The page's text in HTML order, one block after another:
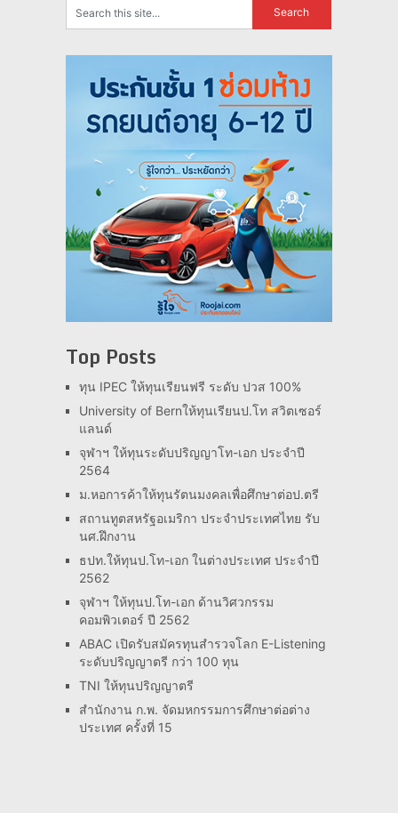
Top Posts
ทุน IPEC ให้ทุนเรียนฟรี ระดับ ปวส 100%
University of Bernให้ทุนเรียนป.โท สวิตเซอร์
แลนด์
จุฬาฯ ให้ทุนระดับปริญญาโท-เอก ประจำปี
2564
ม.หอการค้าให้ทุนรัตนมงคลเพื่อศึกษาต่อป.ตรี
สถานทูตสหรัฐอเมริกา ประจำประเทศไทย รับ
นศ.ฝึกงาน
ธปท.ให้ทุนป.โท-เอก ในต่างประเทศ ประจำปี
2562
จุฬาฯ ให้ทุนป.โท-เอก ด้านวิศวกรรม
คอมพิวเตอร์ ปี 2562
ABAC เปิดรับสมัครทุนสำรวจโลก E-Listening
ระดับปริญญาตรี กว่า 100 ทุน
TNI ให้ทุนปริญญาตรี
สำนักงาน ก.พ. จัดมหกรรมการศึกษาต่อต่าง
ประเทศ ครั้งที่ 15